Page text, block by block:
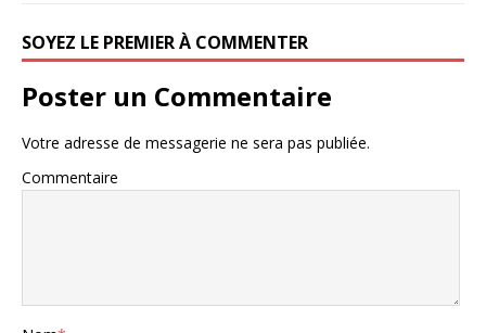
SOYEZ LE PREMIER À COMMENTER
Poster un Commentaire
Votre adresse de messagerie ne sera pas publiée.
Commentaire